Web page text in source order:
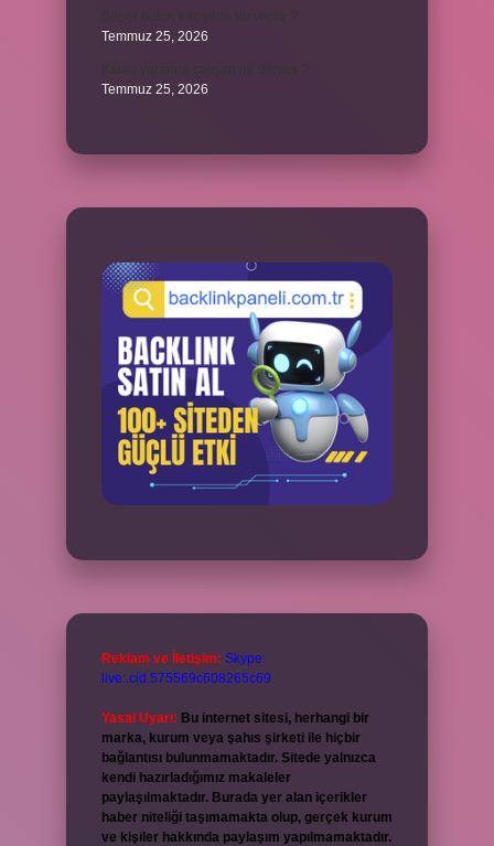
Temmuz 25, 2026
Temmuz 25, 2026
Reklam ve İletişim: Skype:
live:.cid.575569c608265c69
Yasal Uyarı: Bu internet sitesi, herhangi bir
marka, kurum veya şahıs şirketi ile hiçbir
bağlantısı bulunmamaktadır. Sitede yalnızca
kendi hazırladığımız makaleler
paylaşılmaktadır. Burada yer alan içerikler
haber niteliği taşımamakta olup, gerçek kurum
ve kişiler hakkında paylaşım yapılmamaktadır.